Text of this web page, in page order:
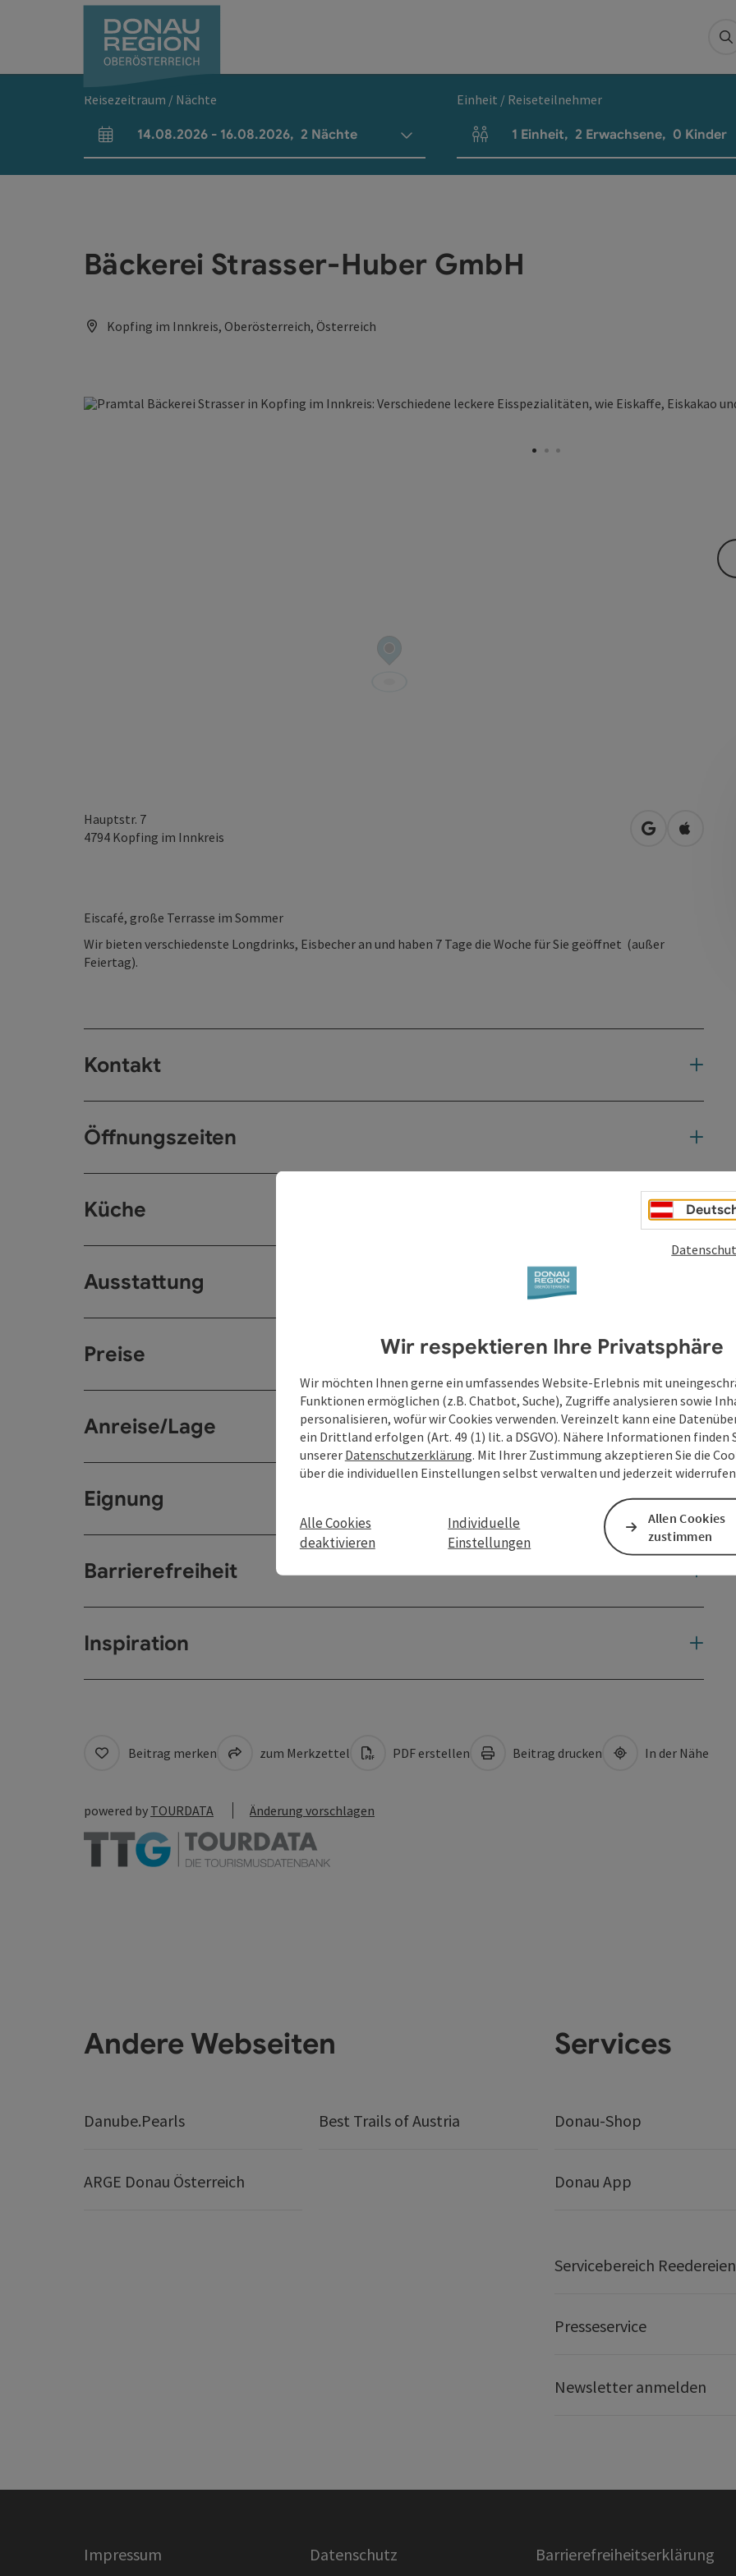
Reisezeitraum / Nächte
An- und Abreisefelder
14.08.2026 - 16.08.2026, 2 Nächte
Einheit / Reiseteilnehmer
Einheitenanzahl und Personenfelder
1 Einheit, 2 Erwachsene, 0 Kinder
Bäckerei Strasser-Huber GmbH
Kopfing im Innkreis, Oberösterreich, Österreich
Hauptstr. 7
4794 Kopfing im Innkreis in Google
in
Eiscafé, große Terrasse im Sommer
Wir bieten verschiedenste Longdrinks, Eisbecher an und haben 7 Tage die Woche für Sie geöffnet (außer
Feiertag).
Kontakt
Öffnungszeiten
Küche
Ausstattung
Preise
Anreise/Lage
Eignung
Barrierefreiheit
Inspiration
Beitrag merken zum Merkzettel PDF erstellen Beitrag drucken In der Nähe
powered by TOURDATA Änderung vorschlagen
Andere Webseiten
Danube.Pearls Best Trails of Austria
ARGE Donau Österreich
Services
Donau-Shop
Donau App
Servicebereich Reedereien
Presseservice
Newsletter anmelden
Impressum Datenschutz Barrierefreiheitserklärung
Wir respektieren Ihre Privatsphäre
Wir möchten Ihnen gerne ein umfassendes Website-Erlebnis mit
Funktionen ermöglichen (z.B. Chatbot, Suche), Zugriffe analysieren sowie
personalisieren, wofür wir Cookies verwenden. Vereinzelt kann eine
ein Drittland erfolgen (Art. 49 (1) lit. a DSGVO). Nähere Informationen finden
unserer Datenschutzerklärung. Mit Ihrer Zustimmung akzeptieren Sie die
über die individuellen Einstellungen selbst verwalten und jederzeit
Alle Cookies
deaktivieren
Individuelle
Einstellungen
Allen Cookies
zustimmen